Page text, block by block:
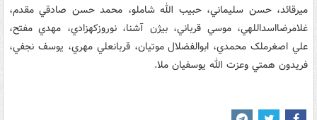
ميرقائد، حسن سليماني، حبيب الله شاملو، محمد حسن صادقي مقدم،
غلامرضااسداللهي، موسي قرباني، بيژن آشنا، نوروزکهزادي، مهدي مفتح،
علي اصغرملک محمدي، ابوالفضلال موتيان، قربانعلي مهري، يوسف نجفي،
فريدون همتي وعزت الله يوسفيان ملا.